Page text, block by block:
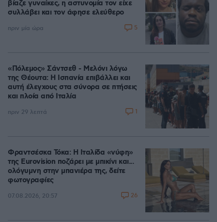
βίαζε γυναίκες, η αστυνομία τον είχε
συλλάβει και τον άφησε ελεύθερο
πριν μία ώρα 5
«Πόλεμος» Σάντσεθ - Μελόνι λόγω
της Θέουτα: Η Ισπανία επιβάλλει και
αυτή έλεγχους στα σύνορα σε πτήσεις
και πλοία από Ιταλία
πριν 29 λεπτά 1
Φραντσέσκα Τόκα: Η Ιταλίδα «νύφη»
της Eurovision ποζάρει με μπικίνι και...
ολόγυμνη στην μπανιέρα της, δείτε
φωτογραφίες
07.08.2026, 20:57 26